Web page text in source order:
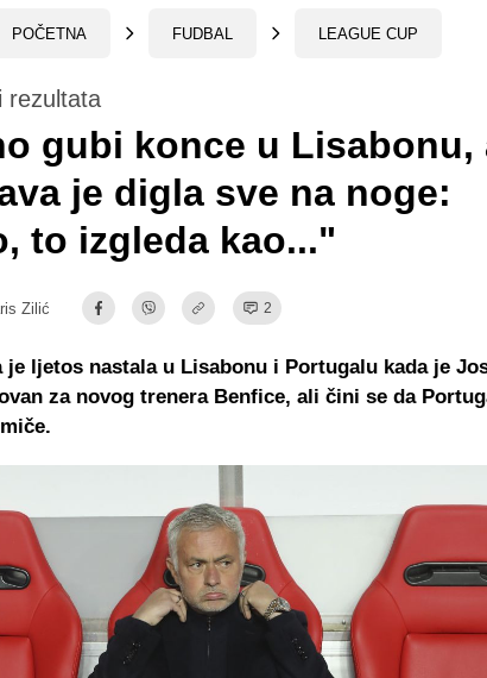
POČETNA FUDBAL LEAGUE CUP
rezultata
gubi konce u Lisabonu,
je digla sve na noge:
to izgleda kao..."
Zilić 2
je ljetos nastala u Lisabonu i Portugalu kada je
za novog trenera Benfice, ali čini se da